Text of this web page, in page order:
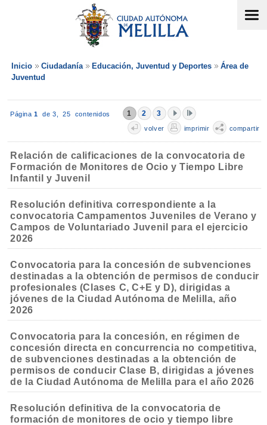
Inicio Ciudadanía Educación, Juventud y Deportes
Área de
Juventud
Página 1 de 3,25 contenidos 1 2 3
volver imprimir compartir
Relación de calificaciones de la convocatoria de
Formación de Monitores de Ocio y Tiempo Libre
Infantil y Juvenil
Resolución definitiva correspondiente a la
convocatoria Campamentos Juveniles de Verano y
Campos de Voluntariado Juvenil para el ejercicio
2026
Convocatoria para la concesión de subvenciones
destinadas a la obtención de permisos de conducir
profesionales (Clases C, C+E y D), dirigidas a
jóvenes de la Ciudad Autónoma de Melilla, año
2026
Convocatoria para la concesión, en régimen de
concesión directa en concurrencia no competitiva,
de subvenciones destinadas a la obtención de
permisos de conducir Clase B, dirigidas a jóvenes
de la Ciudad Autónoma de Melilla para el año 2026
Resolución definitiva de la convocatoria de
formación de monitores de ocio y tiempo libre